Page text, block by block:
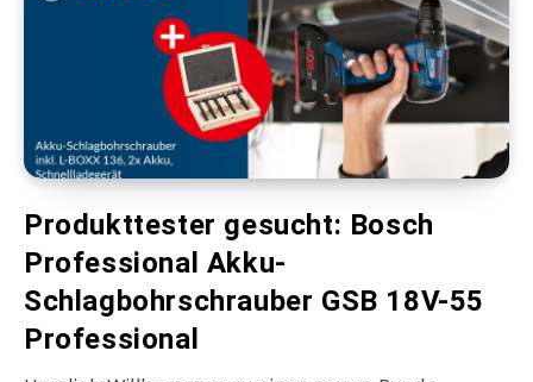
Produkttester gesucht: Bosch
Professional Akku-
Schlagbohrschrauber GSB 18V-55
Professional